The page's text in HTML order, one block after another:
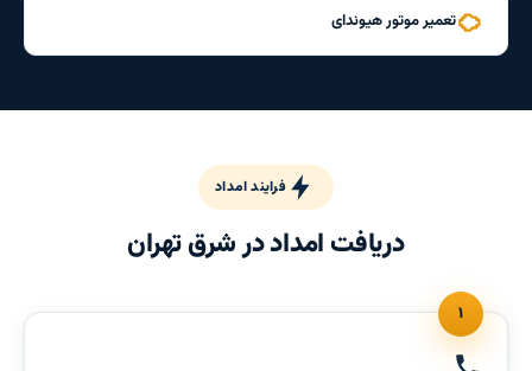
تعمیر موتور هیوندای
فرایند امداد
دریافت امداد در شرق تهران
۱